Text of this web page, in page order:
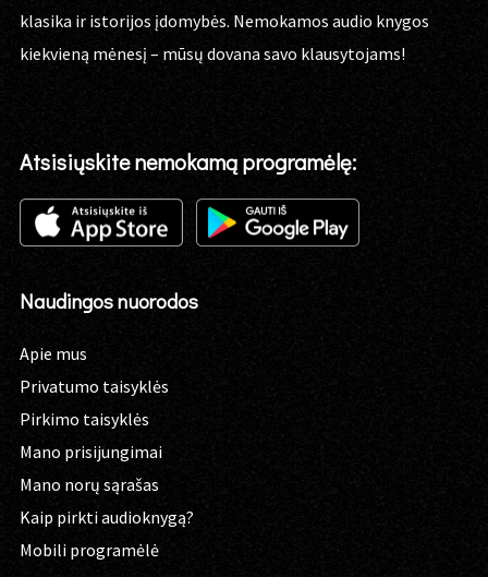
klasika ir istorijos įdomybės. Nemokamos audio knygos
kiekvieną mėnesį – mūsų dovana savo klausytojams!
Atsisiųskite nemokamą programėlę:
Naudingos nuorodos
Apie mus
Privatumo taisyklės
Pirkimo taisyklės
Mano prisijungimai
Mano norų sąrašas
Kaip pirkti audioknygą?
Mobili programėlė